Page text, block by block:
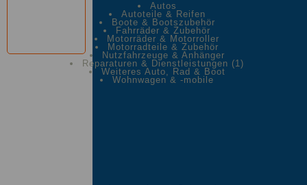
Autos
Autoteile & Reifen
Boote & Bootszubehör
Fahrräder & Zubehör
Motorräder & Motorroller
Motorradteile & Zubehör
Nutzfahrzeuge & Anhänger
Reparaturen & Dienstleistungen (1)
Weiteres Auto, Rad & Boot
Wohnwagen & -mobile